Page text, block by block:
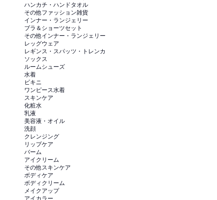
ハンカチ・ハンドタオル
その他ファッション雑貨
インナー・ランジェリー
ブラ＆ショーツセット
その他インナー・ランジェリー
レッグウェア
レギンス・スパッツ・トレンカ
ソックス
ルームシューズ
水着
ビキニ
ワンピース水着
スキンケア
化粧水
乳液
美容液・オイル
洗顔
クレンジング
リップケア
バーム
アイクリーム
その他スキンケア
ボディケア
ボディクリーム
メイクアップ
アイカラー